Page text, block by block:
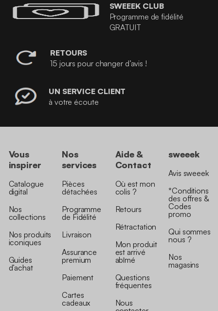
SWEEEK CLUB
Programme de fidélité
GRATUIT
RETOURS
15 jours pour changer d’avis !
UN SERVICE CLIENT
à votre écoute
Vous
inspirer
Catalogue
digital
Nos
collections
Nos produits
iconiques
Guides
d’achat
Nos
services
Pièces
détachées
Programme
de Fidélité
Livraison
Assurance
premium
Paiement
Cartes
cadeaux
Aide &
Contact
Où est mon
colis ?
Retours
Rétractation
Mon produit
est arrivé
abîmé
Questions
fréquentes
Nous
sweeek
Avis sweeek
*Conditions
des offres &
Codes
promo
Qui sommes
nous ?
Nos
magasins